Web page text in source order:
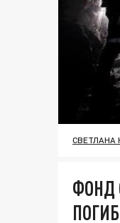
СВЕТЛАНА
ФОНД